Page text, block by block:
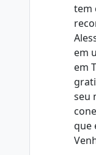
tem
em
em
seu
que